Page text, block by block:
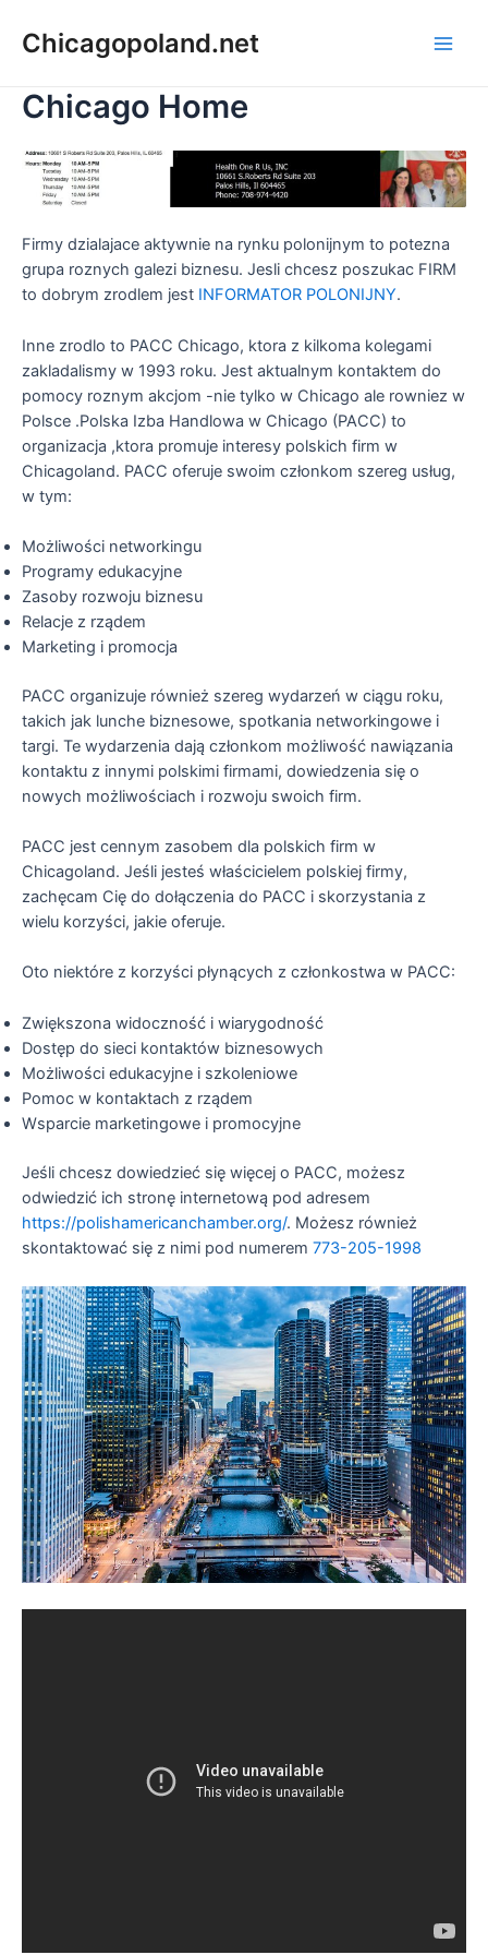
Chicagopoland.net
Chicago Home
Firmy dzialajace aktywnie na rynku polonijnym to potezna
grupa roznych galezi biznesu. Jesli chcesz poszukac FIRM
to dobrym zrodlem jest INFORMATOR POLONIJNY.
Inne zrodlo to PACC Chicago, ktora z kilkoma kolegami
zakladalismy w 1993 roku. Jest aktualnym kontaktem do
pomocy roznym akcjom -nie tylko w Chicago ale rowniez w
Polsce .Polska Izba Handlowa w Chicago (PACC) to
organizacja ,ktora promuje interesy polskich firm w
Chicagoland. PACC oferuje swoim członkom szereg usług,
w tym:
Możliwości networkingu
Programy edukacyjne
Zasoby rozwoju biznesu
Relacje z rządem
Marketing i promocja
PACC organizuje również szereg wydarzeń w ciągu roku,
takich jak lunche biznesowe, spotkania networkingowe i
targi. Te wydarzenia dają członkom możliwość nawiązania
kontaktu z innymi polskimi firmami, dowiedzenia się o
nowych możliwościach i rozwoju swoich firm.
PACC jest cennym zasobem dla polskich firm w
Chicagoland. Jeśli jesteś właścicielem polskiej firmy,
zachęcam Cię do dołączenia do PACC i skorzystania z
wielu korzyści, jakie oferuje.
Oto niektóre z korzyści płynących z członkostwa w PACC:
Zwiększona widoczność i wiarygodność
Dostęp do sieci kontaktów biznesowych
Możliwości edukacyjne i szkoleniowe
Pomoc w kontaktach z rządem
Wsparcie marketingowe i promocyjne
Jeśli chcesz dowiedzieć się więcej o PACC, możesz
odwiedzić ich stronę internetową pod adresem
https://polishamericanchamber.org/. Możesz również
skontaktować się z nimi pod numerem 773-205-1998